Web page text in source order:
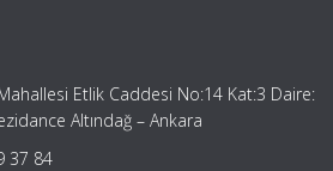
Etlik Caddesi No:14 Kat:3 Daire:
Altındağ – Ankara
37 84